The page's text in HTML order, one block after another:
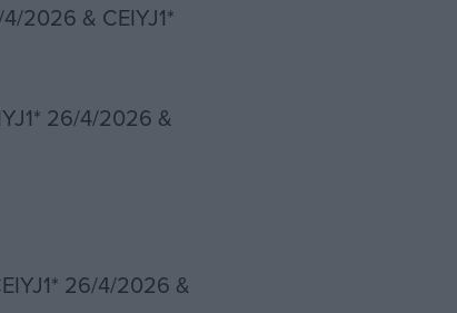
2026 & CEIYJ1*
26/4/2026 &
26/4/2026 &